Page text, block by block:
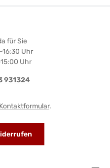
für Sie
16:30 Uhr
Uhr
931324
Kontaktformular.